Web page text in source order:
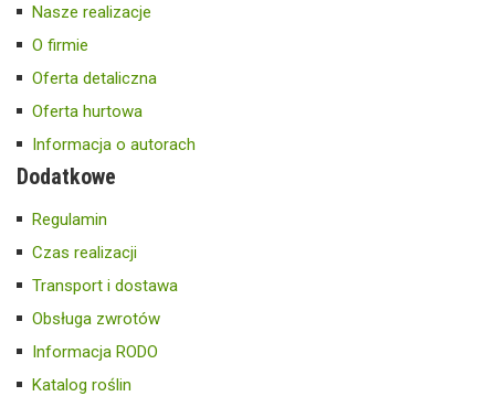
Nasze realizacje
O firmie
Oferta detaliczna
Oferta hurtowa
Informacja o autorach
Dodatkowe
Regulamin
Czas realizacji
Transport i dostawa
Obsługa zwrotów
Informacja RODO
Katalog roślin